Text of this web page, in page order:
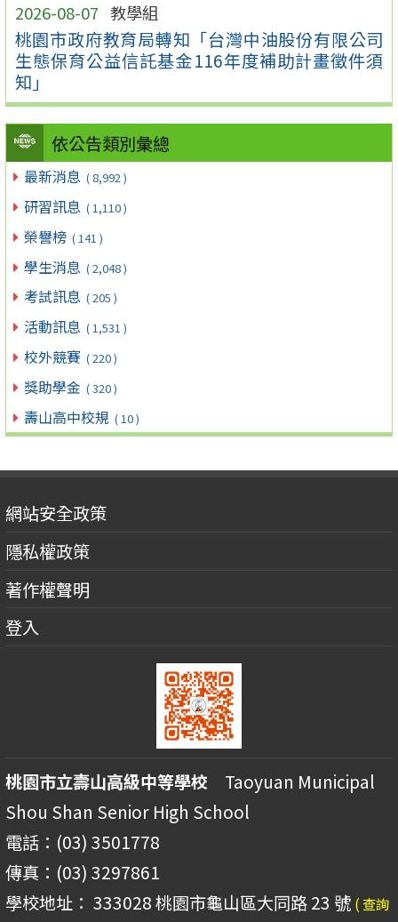
2026-08-07 教學組
桃園市政府教育局轉知「台灣中油股份有限公司
生態保育公益信託基金116年度補助計畫徵件須
知」
依公告類別彙總
最新消息 ( 8,992 )
研習訊息 ( 1,110 )
榮譽榜 ( 141 )
學生消息 ( 2,048 )
考試訊息 ( 205 )
活動訊息 ( 1,531 )
校外競賽 ( 220 )
獎助學金 ( 320 )
壽山高中校規 ( 10 )
網站安全政策
隱私權政策
著作權聲明
登入
桃園市立壽山高級中等學校 Taoyuan Municipal
Shou Shan Senior High School
電話：(03) 3501778
傳真：(03) 3297861
學校地址： 333028 桃園市龜山區大同路 23 號 ( 查詢